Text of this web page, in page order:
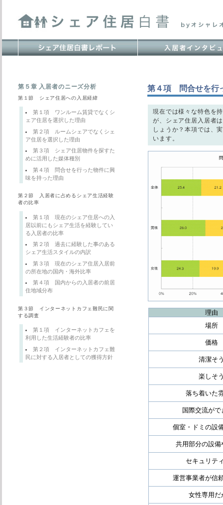
第４項 問合せを行
現在では様々な特色を
が、シェア住居入居者
しょうか？本項では、
います。
理由
場所
価格
清潔そ
楽しそ
落ち着いた
国際交流がで
個室・ドミの設
共用部分の設備
セキュリテ
運営事業者が信
女性専用だ
第５章 入居者のニーズ分析
第１節 シェア住居への入居経緯
第１項 ワンルーム賃貸でなくシ
ェア住居を選択した理由
第２項 ルームシェアでなくシェ
ア住居を選択した理由
第３項 シェア住居物件を探すた
めに活用した媒体種別
第４項 問合せを行った物件に興
味を持った理由
第２節 入居者に占めるシェア生活経験
者の比率
第１項 現在のシェア住居への入
居以前にもシェア生活を経験してい
る入居者の比率
第２項 過去に経験した事のある
シェア生活スタイルの内訳
第３項 現在のシェア住居入居前
の所在地の国内・海外比率
第４項 国内からの入居者の前居
住地域分布
第３節 インターネットカフェ難民に関
する調査
第１項 インターネットカフェを
利用した生活経験者の比率
第２項 インターネットカフェ難
民に対する入居者としての獲得方針